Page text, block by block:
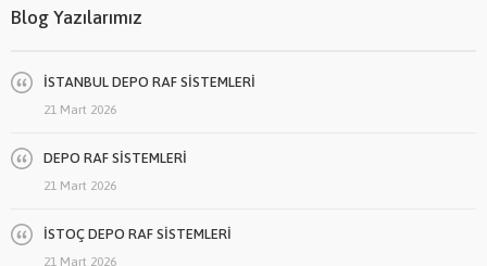
Blog Yazılarımız
İSTANBUL DEPO RAF SİSTEMLERİ
21 Mart 2026
DEPO RAF SİSTEMLERİ
21 Mart 2026
İSTOÇ DEPO RAF SİSTEMLERİ
21 Mart 2026